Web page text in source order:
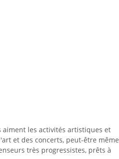
les activités artistiques et
et des concerts, peut-être même
très progressistes, prêts à